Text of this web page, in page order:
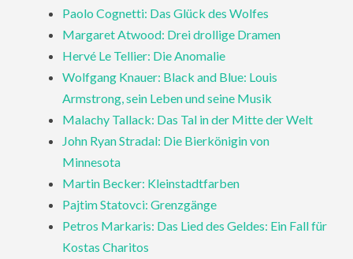
Paolo Cognetti: Das Glück des Wolfes
Margaret Atwood: Drei drollige Dramen
Hervé Le Tellier: Die Anomalie
Wolfgang Knauer: Black and Blue: Louis
Armstrong, sein Leben und seine Musik
Malachy Tallack: Das Tal in der Mitte der Welt
John Ryan Stradal: Die Bierkönigin von
Minnesota
Martin Becker: Kleinstadtfarben
Pajtim Statovci: Grenzgänge
Petros Markaris: Das Lied des Geldes: Ein Fall für
Kostas Charitos